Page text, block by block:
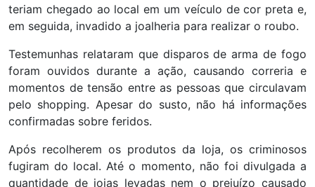
teriam chegado ao local em um veículo de cor preta e,
em seguida, invadido a joalheria para realizar o roubo.
Testemunhas relataram que disparos de arma de fogo
foram ouvidos durante a ação, causando correria e
momentos de tensão entre as pessoas que circulavam
pelo shopping. Apesar do susto, não há informações
confirmadas sobre feridos.
Após recolherem os produtos da loja, os criminosos
fugiram do local. Até o momento, não foi divulgada a
quantidade de joias levadas nem o prejuízo causado